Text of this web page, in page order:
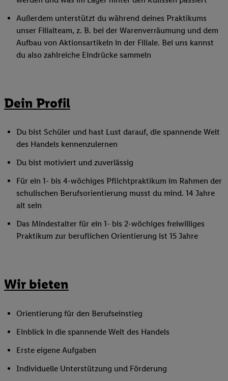
Außerdem unterstützt du während deines Praktikums
unser Filialteam, z. B. bei der Warenverräumung und dem
Aufbau von Aktionsartikeln in der Filiale. Bei uns kannst
du also zahlreiche Eindrücke sammeln
Dein Profil
Du bist Schüler und hast Lust darauf, die spannende Welt
des Handels kennenzulernen
Du bist motiviert und zuverlässig
Für ein 1- bis 4-wöchiges Pflichtpraktikum im Rahmen der
schulischen Berufsorientierung musst du mind. 14 Jahre
alt sein
Das Mindestalter für ein 1- bis 2-wöchiges freiwilliges
Praktikum zur beruflichen Orientierung ist 15 Jahre
Wir bieten
Orientierung für den Berufseinstieg
Einblick in die spannende Welt des Handels
Erste eigene Aufgaben
Individuelle Unterstützung und Förderung